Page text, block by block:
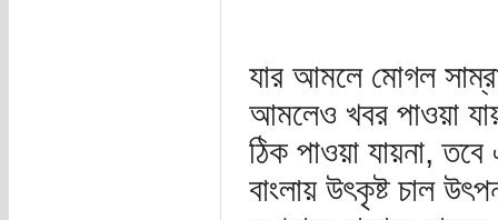
যার আমলে মোগল
আমলেও খবর পাওয়া
ঠিক পাওয়া যায়না,
বাংলায় উৎকৃষ্ট চাল